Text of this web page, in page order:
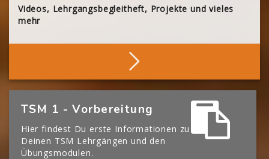
Videos, Lehrgangsbegleitheft, Projekte und vieles
mehr
Stöbern
[Cocoon] Boxes überspringen
TSM 1 - Vorbereitung
Hier findest Du erste Informationen zu
Deinen TSM Lehrgängen und den
Übungsmodulen.